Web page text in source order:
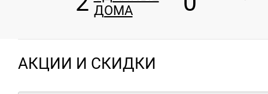
ДОМА
АКЦИИ И СКИДКИ